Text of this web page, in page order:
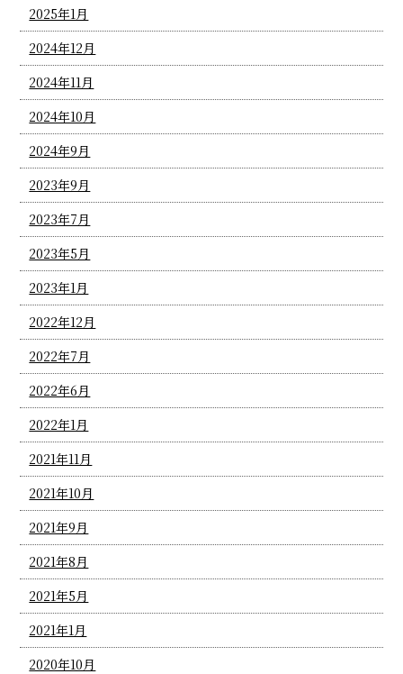
2025年1月
2024年12月
2024年11月
2024年10月
2024年9月
2023年9月
2023年7月
2023年5月
2023年1月
2022年12月
2022年7月
2022年6月
2022年1月
2021年11月
2021年10月
2021年9月
2021年8月
2021年5月
2021年1月
2020年10月